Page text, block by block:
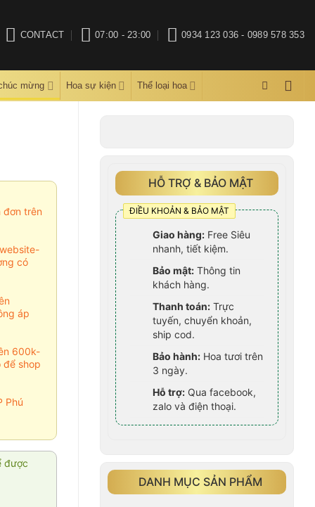
CONTACT 07:00 - 23:00 0934 123 036 - 0989 578 353
mừng Hoa sự kiện Thể loại hoa
HỖ TRỢ & BẢO MẬT
ĐIỀU KHOẢN & BẢO MẬT
Giao hàng: Free Siêu
nhanh, tiết kiệm.
Bảo mật: Thông tin
khách hàng.
Thanh toán: Trực
tuyến, chuyển khoản,
ship cod.
Bảo hành: Hoa tươi trên
3 ngày.
Hỗ trợ: Qua facebook,
zalo và điện thoại.
DANH MỤC SẢN PHẨM
đơn trên
có
áp
600k-
để shop
Phú
được